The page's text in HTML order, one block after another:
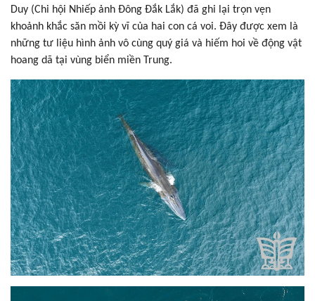
Duy (Chi hội Nhiếp ảnh Đông Đắk Lắk) đã ghi lại trọn vẹn
khoảnh khắc săn mồi kỳ vĩ của hai con cá voi. Đây được xem là
những tư liệu hình ảnh vô cùng quý giá và hiếm hoi về động vật
hoang dã tại vùng biển miền Trung.